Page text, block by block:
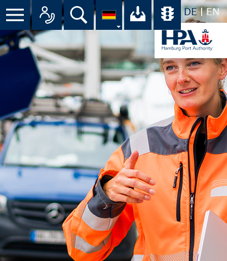
DE EN
Suche Ihr Download-